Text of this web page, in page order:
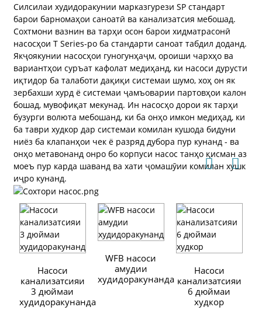
Силсилаи худидоракунии марказгурези SP стандарт
барои барномаҳои саноатӣ ва канализатсия мебошад.
Сохтмони вазнин ва тарҳи осон барои хидматрасонӣ
насосҳои T Series-ро ба стандарти саноат табдил доданд.
Якҷоякунии насосҳои гуногунҳаҷм, ороиши чархҳо ва
вариантҳои суръат кафолат медиҳанд, ки насоси дурусти
иқтидор ба талаботи дақиқи системаи шумо, хоҳ он як
зербахши хурд ё системаи ҷамъоварии партовҳои калон
бошад, мувофиқат мекунад. Ин насосҳо дорои як тарҳи
бузурги волюта мебошанд, ки ба онҳо имкон медиҳад, ки
ба таври худкор дар системаи комилан кушода бидуни
ниёз ба клапанҳои чек ё разряд дубора пур кунанд - ва
онҳо метавонанд онро бо корпуси насос танҳо қисман аз
моеъ пур карда шаванд ва хати ҷомашӯии комилан хушк
иҷро кунанд.
Насоси
канализатсияи
3 дюймаи
худидоракунанда
WFB насоси
амудии
худидоракунанда
Насоси
канализатсияи
6 дюймаи
худкор